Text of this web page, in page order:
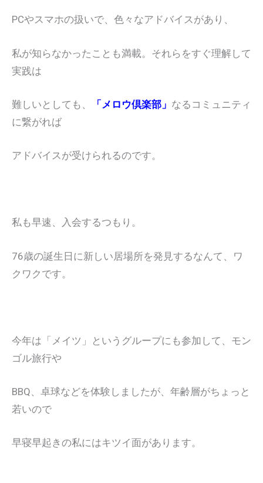
PCやスマホの扱いで、色々なアドバイスがあり、
私が知らなかったことも満載。それらをすぐ理解して
実践は
難しいとしても、 「メロウ倶楽部」 なるコミュニティ
に繋がれば
アドバイスが受けられるのです。
私も早速、入会するつもり。
76歳の誕生日に新しい居場所を発見するなんて、ワ
クワクです。
今年は「メイツ」というグループにも参加して、モン
ゴル旅行や
BBQ、卓球などを体験しましたが、年齢層がちょっと
若いので
早寝早起きの私にはキツイ面があります。